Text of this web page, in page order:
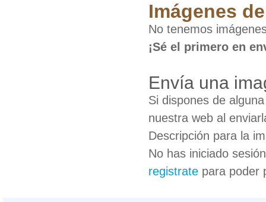
Imágenes
No tenemos
¡Sé el primero en
Envía una
Si dispones de
nuestra web al
Descripción para la
No has iniciado
registrate para poder